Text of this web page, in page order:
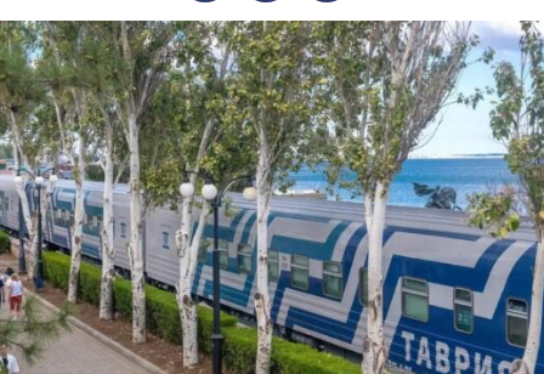
FacebookTwitterTelegram